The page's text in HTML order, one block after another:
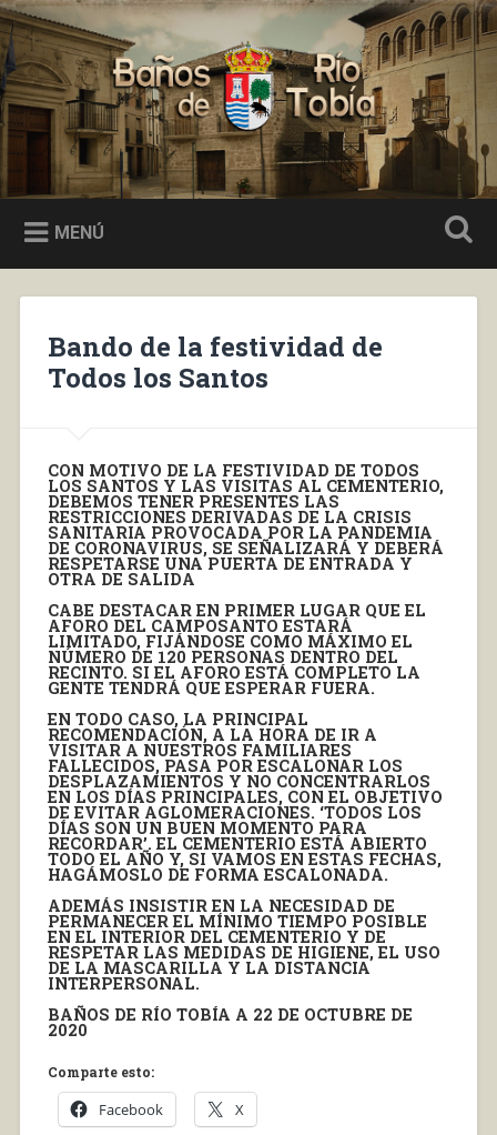
Saltar
al
contenido
Buscar
Baños de Río Tobía
MENÚ
Bando de la festividad de
Todos los Santos
CON MOTIVO DE LA FESTIVIDAD DE TODOS
LOS SANTOS Y LAS VISITAS AL CEMENTERIO,
DEBEMOS TENER PRESENTES LAS
RESTRICCIONES DERIVADAS DE LA CRISIS
SANITARIA PROVOCADA POR LA PANDEMIA
DE CORONAVIRUS, SE SEÑALIZARÁ Y DEBERÁ
RESPETARSE UNA PUERTA DE ENTRADA Y
OTRA DE SALIDA
CABE DESTACAR EN PRIMER LUGAR QUE EL
AFORO DEL CAMPOSANTO ESTARÁ
LIMITADO, FIJÁNDOSE COMO MÁXIMO EL
NÚMERO DE 120 PERSONAS DENTRO DEL
RECINTO. SI EL AFORO ESTÁ COMPLETO LA
GENTE TENDRÁ QUE ESPERAR FUERA.
EN TODO CASO, LA PRINCIPAL
RECOMENDACIÓN, A LA HORA DE IR A
VISITAR A NUESTROS FAMILIARES
FALLECIDOS, PASA POR ESCALONAR LOS
DESPLAZAMIENTOS Y NO CONCENTRARLOS
EN LOS DÍAS PRINCIPALES, CON EL OBJETIVO
DE EVITAR AGLOMERACIONES. ‘TODOS LOS
DÍAS SON UN BUEN MOMENTO PARA
RECORDAR’. EL CEMENTERIO ESTÁ ABIERTO
TODO EL AÑO Y, SI VAMOS EN ESTAS FECHAS,
HAGÁMOSLO DE FORMA ESCALONADA.
ADEMÁS INSISTIR EN LA NECESIDAD DE
PERMANECER EL MÍNIMO TIEMPO POSIBLE
EN EL INTERIOR DEL CEMENTERIO Y DE
RESPETAR LAS MEDIDAS DE HIGIENE, EL USO
DE LA MASCARILLA Y LA DISTANCIA
INTERPERSONAL.
BAÑOS DE RÍO TOBÍA A 22 DE OCTUBRE DE
2020
Comparte esto:
Facebook X